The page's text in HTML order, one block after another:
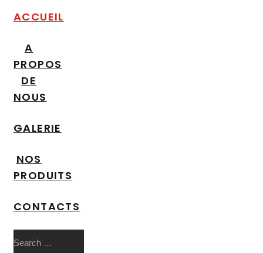
ACCUEIL
A
PROPOS
DE
NOUS
GALERIE
NOS
PRODUITS
CONTACTS